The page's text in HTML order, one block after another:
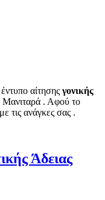
αίτησης γονικής
Μανιταρά . Αφού το
τις ανάγκες σας .
Άδειας